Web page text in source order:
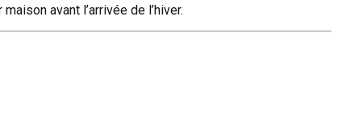
avant l’arrivée de l’hiver.